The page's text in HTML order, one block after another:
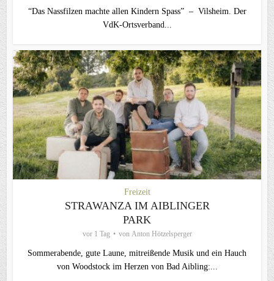
“Das Nassfilzen machte allen Kindern Spass” – Vilsheim. Der
VdK-Ortsverband...
Freizeit
STRAWANZA IM AIBLINGER
PARK
vor 1 Tag von Anton Hötzelsperger
Sommerabende, gute Laune, mitreißende Musik und ein Hauch
von Woodstock im Herzen von Bad Aibling:...